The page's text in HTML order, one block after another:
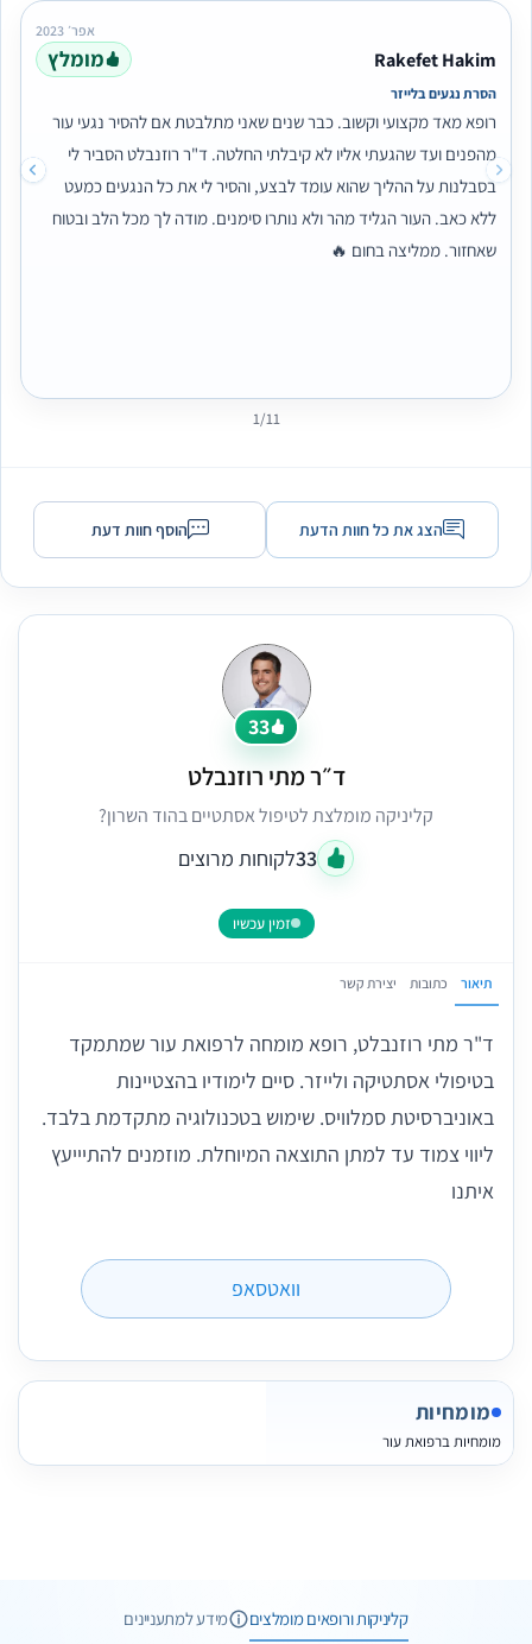
אפר׳ 2023
Rakefet Hakim מומלץ
הסרת נגעים בלייזר
רופא מאד מקצועי וקשוב. כבר שנים שאני מתלבטת אם להסיר נגעי עור
מהפנים ועד שהגעתי אליו לא קיבלתי החלטה. ד"ר רוזנבלט הסביר לי
בסבלנות על ההליך שהוא עומד לבצע, והסיר לי את כל הנגעים כמעט
ללא כאב. העור הגליד מהר ולא נותרו סימנים. מודה לך מכל הלב ובטוח
שאחזור. ממליצה בחום 🔥
1/11
הצג את כל חוות הדעת הוסף חוות דעת
33
ד״ר מתי רוזנבלט
קליניקה מומלצת לטיפול אסתטיים בהוד השרון?
33לקוחות מרוצים
זמין עכשיו
תיאור כתובות יצירת קשר
ד"ר מתי רוזנבלט, רופא מומחה לרפואת עור שמתמקד
בטיפולי אסתטיקה ולייזר. סיים לימודיו בהצטיינות
באוניברסיטת סמלוויס. שימוש בטכנולוגיה מתקדמת בלבד.
ליווי צמוד עד למתן התוצאה המיוחלת. מוזמנים להתיייעץ
איתנו
וואטסאפ
מומחיות
מומחיות ברפואת עור
קליניקות ורופאים מומלצים מידע למתעניינים